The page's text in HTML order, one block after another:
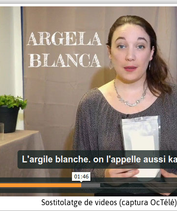
Sostitolatge de videos (captura OcTélé)